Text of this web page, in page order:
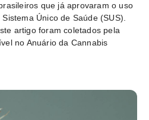
que já aprovaram o uso
Único de Saúde (SUS).
artigo foram coletados pela
no Anuário da Cannabis